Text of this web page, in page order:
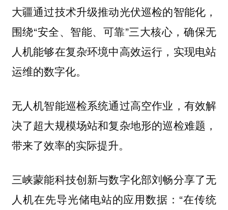
大疆通过技术升级推动光伏巡检的智能化，
围绕“安全、智能、可靠”三大核心，确保无
人机能够在复杂环境中高效运行，实现电站
运维的数字化。
无人机智能巡检系统通过高空作业，有效解
决了超大规模场站和复杂地形的巡检难题，
带来了效率的实际提升。
三峡蒙能科技创新与数字化部刘畅分享了无
人机在先导光储电站的应用数据：“在传统